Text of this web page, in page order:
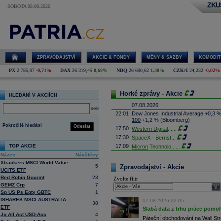
SOBOTA 08.08.2026
ZPRAVODAJSTVÍ AKCIE & FONDY MĚNY & SAZBY
PX 2 785,07 -0,71% DAX 26 319,45 0,69% NDQ 26 690,62 1,30% CZK/€ 24,232 -0,02%
HLEDÁNÍ V AKCIÍCH
select
Odeslat
Pokročilé hledání
TOP AKCIE
Název
Návštěvy
Xtrackers MSCI World Value
UCITS ETF
5
Red Robin Gourmt
23
GEMZ Crp
7
Sp US Ps Eqty GBTC
1
ISHARES MSCI AUSTRALIA
ETF
38
Jp All Act USD-Acc
4
Horké zprávy - Akcie
07.08.2026
22:01
Dow Jones Industrial Average +0,3
100 +1,2 % (Bloomberg)
17:50 Western Digital
17:30 SpaceX - Bernst
17:09 Micron Technolo
16:26
Objem obchodů s akciemi na
obchodů za poslední rok je 0,665
16:23 Zvýšení výroby balistických střel
nějakou dobu potrvá. Agentuře
Armin Papperger. Společná výroba
doplnit arzenál Spojeným státům,
(ČTK)
16:07 Conocophillips
Zpravodajství - Akcie
Zvolte filtr
07.08.2026 22:05
Slabá data z trhu práce
Páteční obchodování na Wall